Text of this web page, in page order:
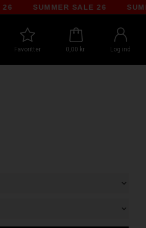
SUMMER SALE 26 SUMMER
Favoritter 0,00 kr. Log ind